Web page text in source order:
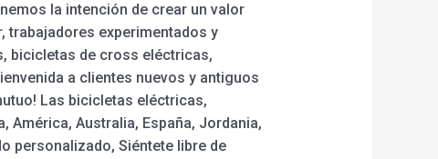
la intención de crear un valor
experimentados y
bicicletas de cross eléctricas,
a clientes nuevos y antiguos
Las bicicletas eléctricas,
Australia, España, Jordania,
personalizado, Siéntete libre de